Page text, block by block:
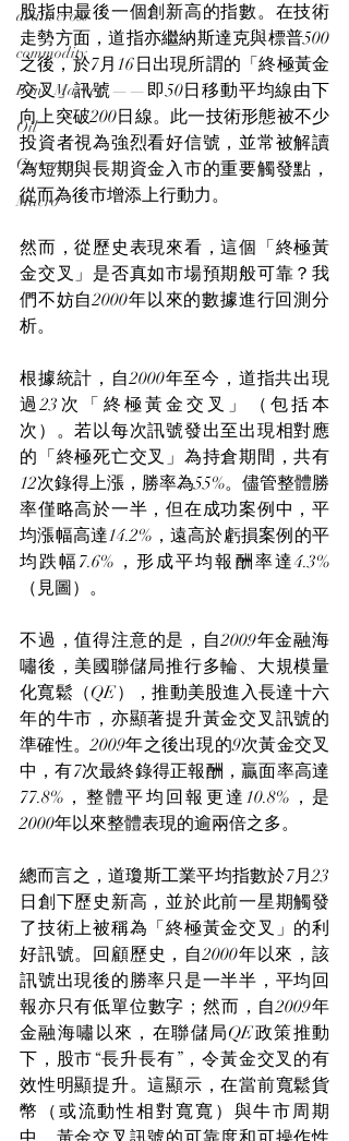
death cross
commodity
Bond Market
Oil
Currency
Macro
股指中最後一個創新高的指數。在技術
走勢方面，道指亦繼納斯達克與標普500
之後，於7月16日出現所謂的「終極黃金
交叉」訊號——即50日移動平均線由下
向上突破200日線。此一技術形態被不少
投資者視為強烈看好信號，並常被解讀
為短期與長期資金入市的重要觸發點，
從而為後市增添上行動力。
然而，從歷史表現來看，這個「終極黃
金交叉」是否真如市場預期般可靠？我
們不妨自2000年以來的數據進行回測分
析。
根據統計，自2000年至今，道指共出現
過23次「終極黃金交叉」（包括本
次）。若以每次訊號發出至出現相對應
的「終極死亡交叉」為持倉期間，共有
12次錄得上漲，勝率為55%。儘管整體勝
率僅略高於一半，但在成功案例中，平
均漲幅高達14.2%，遠高於虧損案例的平
均跌幅7.6%，形成平均報酬率達4.3%
（見圖）。
不過，值得注意的是，自2009年金融海
嘯後，美國聯儲局推行多輪、大規模量
化寬鬆（QE），推動美股進入長達十六
年的牛市，亦顯著提升黃金交叉訊號的
準確性。2009年之後出現的9次黃金交叉
中，有7次最終錄得正報酬，贏面率高達
77.8%，整體平均回報更達10.8%，是
2000年以來整體表現的逾兩倍之多。
總而言之，道瓊斯工業平均指數於7月23
日創下歷史新高，並於此前一星期觸發
了技術上被稱為「終極黃金交叉」的利
好訊號。回顧歷史，自2000年以來，該
訊號出現後的勝率只是一半半，平均回
報亦只有低單位數字；然而，自2009年
金融海嘯以來，在聯儲局QE政策推動
下，股市“長升長有”，令黃金交叉的有
效性明顯提升。這顯示，在當前寬鬆貨
幣（或流動性相對寬寬）與牛市周期